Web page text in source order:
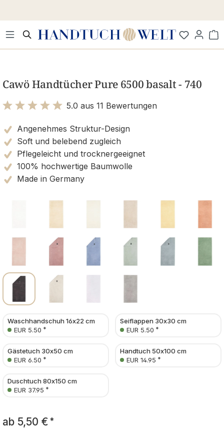
Cawö Handtücher Pure 6500 basalt - 740
5.0 aus 11 Bewertungen
Angenehmes Struktur-Design
Soft und belebend zugleich
Pflegeleicht und trocknergeeignet
100% hochwertige Baumwolle
Made in Germany
Waschhandschuh 16x22 cm
EUR 5.50 *
Seiflappen 30x30 cm
EUR 5.50 *
Gästetuch 30x50 cm
EUR 6.50 *
Handtuch 50x100 cm
EUR 14.95 *
Duschtuch 80x150 cm
EUR 37.95 *
ab 5,50 € *